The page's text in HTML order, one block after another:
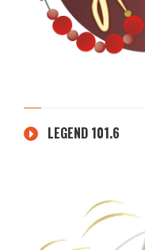
LEGEND 101.6